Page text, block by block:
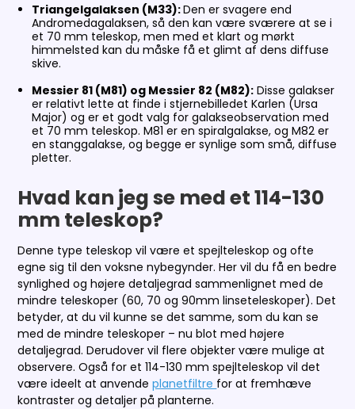
Triangelgalaksen (M33):Den er svagere end
Andromedagalaksen, så den kan være sværere at se i
et 70 mm teleskop, men med et klart og mørkt
himmelsted kan du måske få et glimt af dens diffuse
skive.
Messier 81 (M81) og Messier 82 (M82):Disse galakser
er relativt lette at finde i stjernebilledet Karlen (Ursa
Major) og er et godt valg for galakseobservation med
et 70 mm teleskop. M81 er en spiralgalakse, og M82 er
en stanggalakse, og begge er synlige som små, diffuse
pletter.
Hvad kan jeg se med et 114-130
mm teleskop?
Denne type teleskop vil være et spejlteleskop og ofte
egne sig til den voksne nybegynder. Her vil du få en bedre
synlighed og højere detaljegrad sammenlignet med de
mindre teleskoper (60, 70 og 90mm linseteleskoper). Det
betyder, at du vil kunne se det samme, som du kan se
med de mindre teleskoper – nu blot med højere
detaljegrad. Derudover vil flere objekter være mulige at
observere. Også for et 114-130 mm spejlteleskop vil det
være ideelt at anvendeplanetfiltre for at fremhæve
kontraster og detaljer på planterne.